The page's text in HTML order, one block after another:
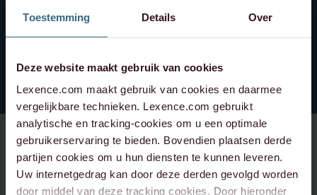
Toestemming Details Over
Deze website maakt gebruik van cookies
Lexence.com maakt gebruik van cookies en daarmee
vergelijkbare technieken. Lexence.com gebruikt
analytische en tracking-cookies om u een optimale
gebruikerservaring te bieden. Bovendien plaatsen derde
partijen cookies om u hun diensten te kunnen leveren.
Uw internetgedrag kan door deze derden gevolgd worden
door middel van deze tracking cookies. Door hieronder
Sign up for our newsletter and always stay
SOCIAL CONTACT